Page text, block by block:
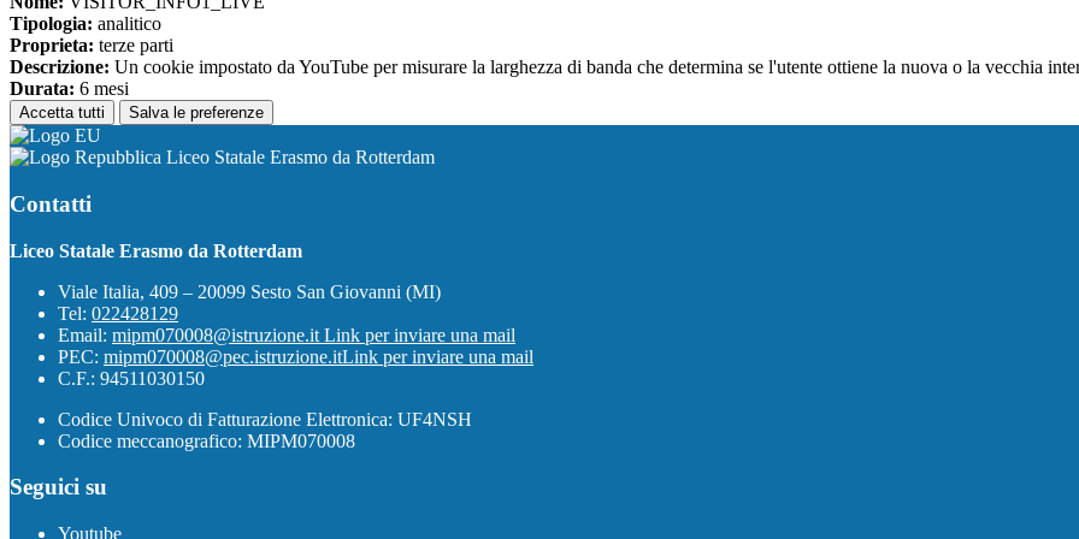
Tipologia: analitico
Proprieta: terze parti
Descrizione: Un cookie impostato da YouTube per misurare la larghezza di banda che determina se l'utente ottiene la nuova o la vecchia
Durata: 6 mesi
Accetta tutti Salva le preferenze
Liceo Statale Erasmo da Rotterdam
Contatti
Liceo Statale Erasmo da Rotterdam
Viale Italia, 409 – 20099 Sesto San Giovanni (MI)
Tel: 022428129
Email: mipm070008@istruzione.it Link per inviare una mail
PEC: mipm070008@pec.istruzione.itLink per inviare una mail
C.F.: 94511030150
Codice Univoco di Fatturazione Elettronica: UF4NSH
Codice meccanografico: MIPM070008
Seguici su
Youtube